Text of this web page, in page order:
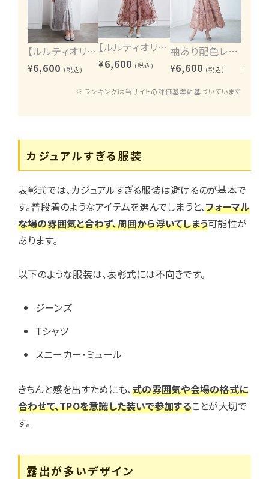
【ルルティオリジナル】ヴィンテージレース2wayワンピース
¥6,600 (税込)
【ルルティオリジナル】エンブロイダリーワンピース
¥6,600 (税込)
袖あり配色レースハシゴ切り替えワンピース
¥6,600 (税込) ¥
※ ランキングは当サイトの評価基準に基づいています
カジュアルすぎる服装
表彰式では、カジュアルすぎる服装は避けるのが基本で
す。普段着のようなアイテムを選んでしまうと、フォーマル
な場の雰囲気と合わず、周囲から浮いてしまう可能性が
あります。
以下のような服装は、表彰式には不向きです。
ジーンズ
Tシャツ
スニーカー・ミュール
きちんと感を出すためにも、式の雰囲気や会場の格式に
合わせて、TPOを意識した装いで参加することが大切で
す。
露出が多いデザイン